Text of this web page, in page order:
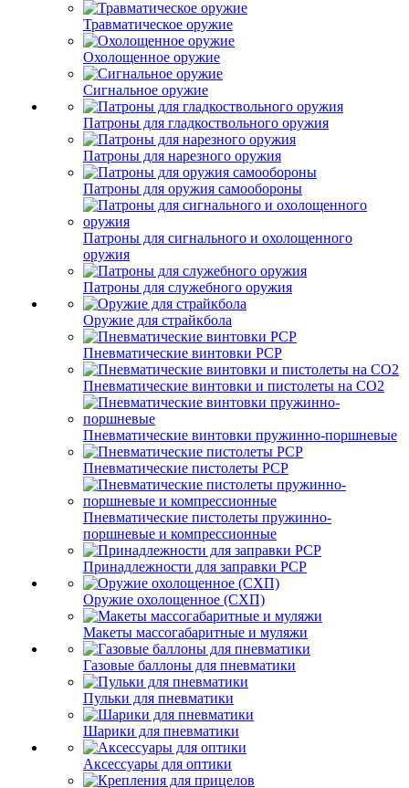
Травматическое оружие
Охолощенное оружие
Сигнальное оружие
Патроны для гладкоствольного оружия
Патроны для нарезного оружия
Патроны для оружия самообороны
Патроны для сигнального и охолощенного
оружия
Патроны для служебного оружия
Оружие для страйкбола
Пневматические винтовки PCP
Пневматические винтовки и пистолеты на CO2
Пневматические винтовки пружинно-поршневые
Пневматические пистолеты PCP
Пневматические пистолеты пружинно-
поршневые и компрессионные
Принадлежности для заправки PCP
Оружие охолощенное (СХП)
Макеты массогабаритные и муляжи
Газовые баллоны для пневматики
Пульки для пневматики
Шарики для пневматики
Аксессуары для оптики